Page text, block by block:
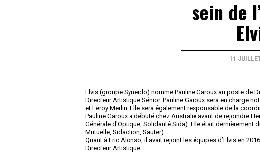
sein de
11
Elvis (groupe Syneido) nomme Pauline Garoux au poste de
Directeur Artistique Sénior. Pauline Garoux sera en charge
et Leroy Merlin. Elle sera également responsable de la
Pauline Garoux a débuté chez Australie avant de rejoindre
Générale d'Optique, Solidarité Sida). Elle était dernièrement
Mutuelle, Sidaction, Sauter).
Quant à Eric Alonso, il avait rejoint les équipes d’Elvis en
Directeur Artistique.